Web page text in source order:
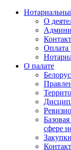
О
Оплата
О палате
сфере
Закупки